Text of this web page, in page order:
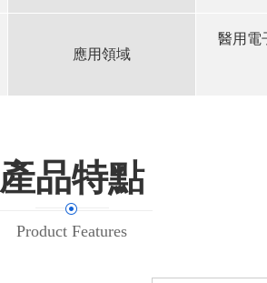
應用領域
醫用電
產品特點
Product Features